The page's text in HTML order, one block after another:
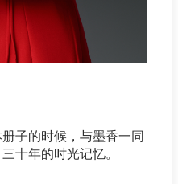
子的时候，与墨香一同
十年的时光记忆。